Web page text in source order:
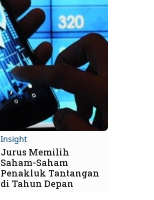
Insight
Jurus Memilih
Saham-Saham
Penakluk Tantangan
di Tahun Depan